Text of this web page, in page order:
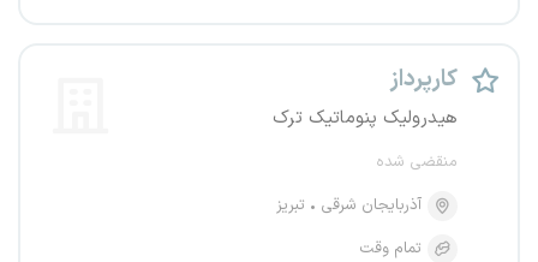
کارپرداز
هیدرولیک پنوماتیک ترک
منقضی شده
آذربایجان شرقی
تبریز
تمام وقت